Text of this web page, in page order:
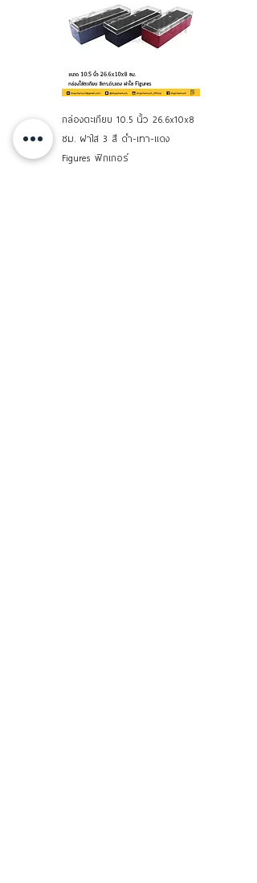
กล่องตะเกียบ 10.5 นิ้ว 26.6x10x8
ซม. ฝาใส 3 สี ดำ-เทา-แดง
Figures ฟิกเกอร์